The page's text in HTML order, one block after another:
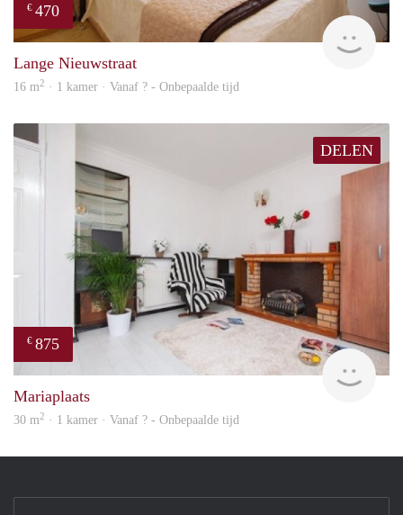
€ 470
Lange Nieuwstraat
16 m2 · 1 kamer · Vanaf ? - Onbepaalde tijd
DELEN
€ 875
Mariaplaats
30 m2 · 1 kamer · Vanaf ? - Onbepaalde tijd